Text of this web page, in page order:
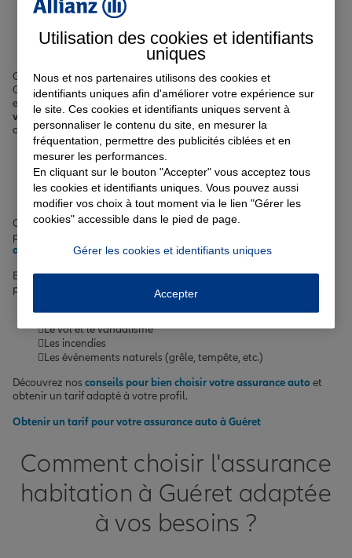
ou scooter à Guéret
Que vous circuliez en voiture, à moto ou en scooter dans les rues de
Guéret, comme larue Eugène Franceou l' avenue du Berry, il est
essentiel de souscrire une
assurance adaptée à votre véhicule et à
votre usage . Nous vous proposons des formules sur-mesure, avec
des options supplémentaires pour une protection optimale :
Assistance 0 km
Garantie du conducteur
Protection juridique
Indemnisation en valeur à neuf
Que vous soyez unconducteur occasionnel,malussé ou résilié
propriétaire d'une
autonome
, nous avons la solution qu'il vous faut à Guéret.
En souscrivant uneassurance auto, moto ou scooter, vous êtes
protégé contre les risques tels que :
Les accidents de la circulation
Le vol et le vandalisme
Les incendies
Les événements naturels (grêle, tempête, etc.)
Découvrez nos conseils pour bien choisir votre assurance autoet
obtenir un tarif adapté à votre profil.
Obtenir un tarif pour votre assurance auto à Guéret
Comment choisir l'assurance
habitation à Guéret adaptée
à vos besoins ?
Utilisation des cookies et identifiants
uniques
Nous et nos partenaires utilisons des cookies et
identifiants uniques afin d'améliorer votre expérience sur
le site. Ces cookies et identifiants uniques servent à
personnaliser le contenu du site, en mesurer la
fréquentation, permettre des publicités ciblées et en
mesurer les performances.
En cliquant sur le bouton "Accepter" vous acceptez tous
les cookies et identifiants uniques. Vous pouvez aussi
modifier vos choix à tout moment via le lien "Gérer les
cookies" accessible dans le pied de page.
Gérer les cookies et identifiants uniques
Accepter